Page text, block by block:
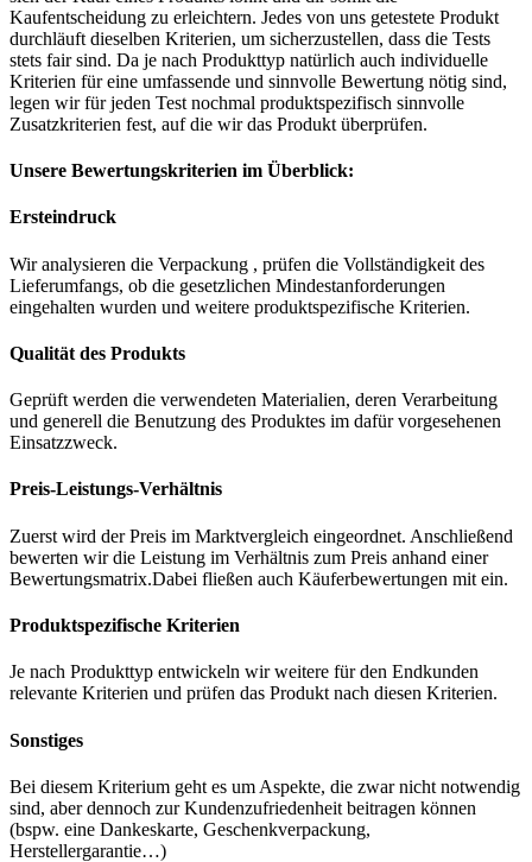
Kaufentscheidung zu erleichtern. Jedes von uns getestete Produkt
durchläuft dieselben Kriterien, um sicherzustellen, dass die Tests
stets fair sind. Da je nach Produkttyp natürlich auch individuelle
Kriterien für eine umfassende und sinnvolle Bewertung nötig sind,
legen wir für jeden Test nochmal produktspezifisch sinnvolle
Zusatzkriterien fest, auf die wir das Produkt überprüfen.
Unsere Bewertungskriterien im Überblick:
Ersteindruck
Wir analysieren die Verpackung , prüfen die Vollständigkeit des
Lieferumfangs, ob die gesetzlichen Mindestanforderungen
eingehalten wurden und weitere produktspezifische Kriterien.
Qualität des Produkts
Geprüft werden die verwendeten Materialien, deren Verarbeitung
und generell die Benutzung des Produktes im dafür vorgesehenen
Einsatzzweck.
Preis-Leistungs-Verhältnis
Zuerst wird der Preis im Marktvergleich eingeordnet. Anschließend
bewerten wir die Leistung im Verhältnis zum Preis anhand einer
Bewertungsmatrix.Dabei fließen auch Käuferbewertungen mit ein.
Produktspezifische Kriterien
Je nach Produkttyp entwickeln wir weitere für den Endkunden
relevante Kriterien und prüfen das Produkt nach diesen Kriterien.
Sonstiges
Bei diesem Kriterium geht es um Aspekte, die zwar nicht notwendig
sind, aber dennoch zur Kundenzufriedenheit beitragen können
(bspw. eine Dankeskarte, Geschenkverpackung,
Herstellergarantie…)